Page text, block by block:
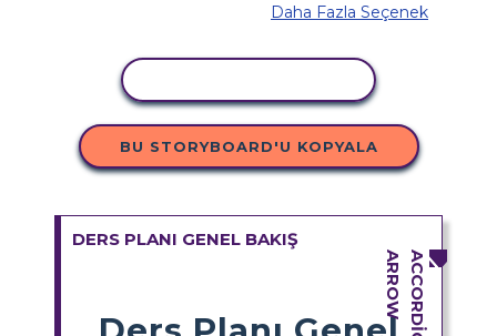
Daha Fazla Seçenek
BU STORYBOARD'U KOPYALA
DERS PLANI GENEL BAKIŞ